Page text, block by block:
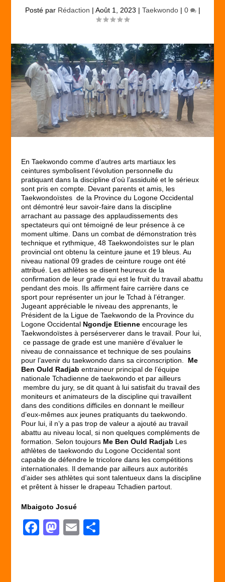
Posté par Rédaction | Août 1, 2023 | Taekwondo| 0 |
En Taekwondo comme d’autres arts martiaux les
ceintures symbolisent l’évolution personnelle du
pratiquant dans la discipline d’où l’assiduité et le sérieux
sont pris en compte. Devant parents et amis, les
Taekwondoïstes de la Province du Logone Occidental
ont démontré leur savoir-faire dans la discipline
arrachant au passage des applaudissements des
spectateurs qui ont témoigné de leur présence à ce
moment ultime. Dans un combat de démonstration très
technique et rythmique, 48 Taekwondoïstes sur le plan
provincial ont obtenu la ceinture jaune et 19 bleus. Au
niveau national 09 grades de ceinture rouge ont été
attribué. Les athlètes se disent heureux de la
confirmation de leur grade qui est le fruit du travail abattu
pendant des mois. Ils affirment faire carrière dans ce
sport pour représenter un jour le Tchad à l’étranger.
Jugeant appréciable le niveau des apprenants, le
Président de la Ligue de Taekwondo de la Province du
Logone Occidental Ngondje Etienne encourage les
Taekwondoïstes à perséserverer dans le travail. Pour lui,
ce passage de grade est une manière d’évaluer le
niveau de connaissance et technique de ses poulains
pour l’avenir du taekwondo dans sa circonscription. Me
Ben Ould Radjab entraineur principal de l’équipe
nationale Tchadienne de taekwondo et par ailleurs
membre du jury, se dit quant à lui satisfait du travail des
moniteurs et animateurs de la discipline qui travaillent
dans des conditions difficiles en donnant le meilleur
d’eux-mêmes aux jeunes pratiquants du taekwondo.
Pour lui, il n’y a pas trop de valeur a ajouté au travail
abattu au niveau local, si non quelques compléments de
formation. Selon toujours Me Ben Ould Radjab Les
athlètes de taekwondo du Logone Occidental sont
capable de défendre le tricolore dans les compétitions
internationales. Il demande par ailleurs aux autorités
d’aider ses athlètes qui sont talentueux dans la discipline
et prêtent à hisser le drapeau Tchadien partout.
Mbaigoto Josué
F
M
E